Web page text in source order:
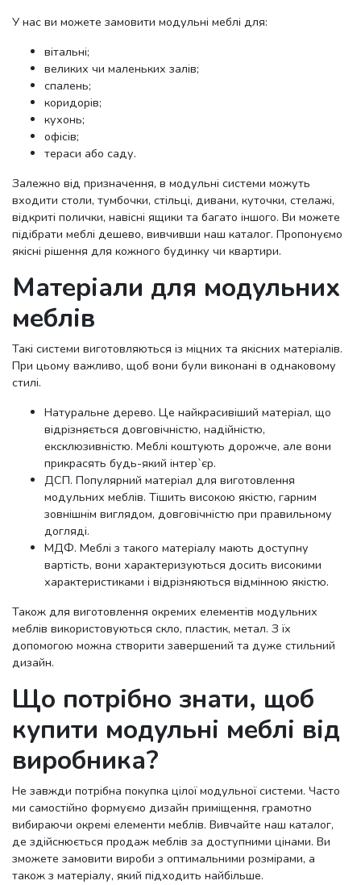
У нас ви можете замовити модульні меблі для:
вітальні;
великих чи маленьких залів;
спалень;
коридорів;
кухонь;
офісів;
тераси або саду.
Залежно від призначення, в модульні системи можуть
входити столи, тумбочки, стільці, дивани, куточки, стелажі,
відкриті полички, навісні ящики та багато іншого. Ви можете
підібрати меблі дешево, вивчивши наш каталог. Пропонуємо
якісні рішення для кожного будинку чи квартири.
Матеріали для модульних
меблів
Такі системи виготовляються із міцних та якісних матеріалів.
При цьому важливо, щоб вони були виконані в однаковому
стилі.
Натуральне дерево. Це найкрасивіший матеріал, що
відрізняється довговічністю, надійністю,
ексклюзивністю. Меблі коштують дорожче, але вони
прикрасять будь-який інтер`єр.
ДСП. Популярний матеріал для виготовлення
модульних меблів. Тішить високою якістю, гарним
зовнішнім виглядом, довговічністю при правильному
догляді.
МДФ. Меблі з такого матеріалу мають доступну
вартість, вони характеризуються досить високими
характеристиками і відрізняються відмінною якістю.
Також для виготовлення окремих елементів модульних
меблів використовуються скло, пластик, метал. З їх
допомогою можна створити завершений та дуже стильний
дизайн.
Що потрібно знати, щоб
купити модульні меблі від
виробника?
Не завжди потрібна покупка цілої модульної системи. Часто
ми самостійно формуємо дизайн приміщення, грамотно
вибираючи окремі елементи меблів. Вивчайте наш каталог,
де здійснюється продаж меблів за доступними цінами. Ви
зможете замовити вироби з оптимальними розмірами, а
також з матеріалу, який підходить найбільше.